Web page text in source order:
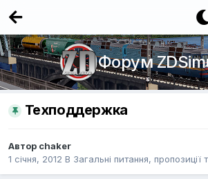
Форум
Техподдержка
Автор chaker
1 січня, 2012 В Загальні питання,